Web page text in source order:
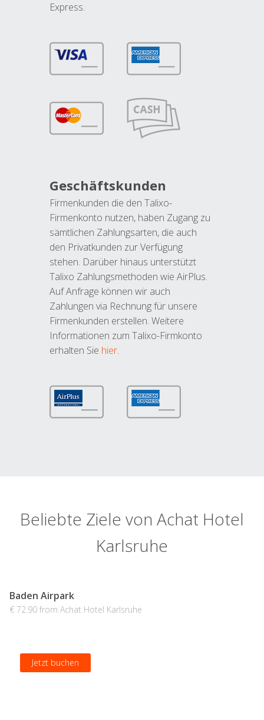
Express.
Geschäftskunden
Firmenkunden die den Talixo-
Firmenkonto nutzen, haben Zugang zu
sämtlichen Zahlungsarten, die auch
den Privatkunden zur Verfügung
stehen. Darüber hinaus unterstützt
Talixo Zahlungsmethoden wie AirPlus.
Auf Anfrage können wir auch
Zahlungen via Rechnung für unsere
Firmenkunden erstellen. Weitere
Informationen zum Talixo-Firmkonto
erhalten Sie hier.
Beliebte Ziele von Achat Hotel
Karlsruhe
Baden Airpark
€ 72.90 from Achat Hotel Karlsruhe
Jetzt buchen